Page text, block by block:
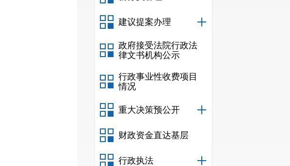
建议提案办理
政府接受法院行政法
律文书机构公示
行政事业性收费项目
情况
重大决策预公开
财政资金直达基层
行政执法